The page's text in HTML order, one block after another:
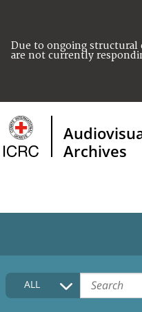
Due to ongoing structural
are not currently
Archives
HOME
COLLECTIONS DESCRIPTION
ALL